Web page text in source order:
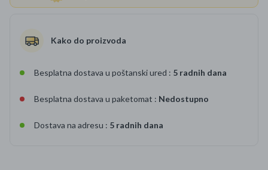
Kako do proizvoda
Besplatna dostava u poštanski ured : 5 radnih dana
Besplatna dostava u paketomat : Nedostupno
Dostava na adresu : 5 radnih dana